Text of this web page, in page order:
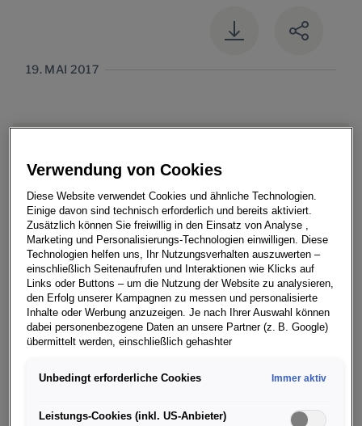
19. MAI 2017
Weltpremiere für das neue Kompakt-SUV
Stockholm rollte heute Abend der neue
ŠKODA KAROQ ins Rampenlicht.
› Neues Kompakt-SUV von ŠKODA rollt erstmals ins
Rampenlicht
Stockholm
Verwendung von Cookies
Diese Website verwendet Cookies und ähnliche Technologien.
Einige davon sind technisch erforderlich und bereits aktiviert.
Zusätzlich können Sie freiwillig in den Einsatz von Analyse ,
Marketing und Personalisierungs-Technologien einwilligen. Diese
Technologien helfen uns, Ihr Nutzungsverhalten auszuwerten –
einschließlich Seitenaufrufen und Interaktionen wie Klicks auf
Links oder Buttons – um die Nutzung der Website zu analysieren,
den Erfolg unserer Kampagnen zu messen und personalisierte
Inhalte oder Werbung anzuzeigen. Je nach Ihrer Auswahl können
dabei personenbezogene Daten an unsere Partner (z. B. Google)
übermittelt werden, einschließlich gehashter
(z. B. E Mail Adresse oder Telefonnummer).
Dienste der Google Ireland Ltd., die personenbezogene Daten an
Unbedingt erforderliche Cookies Immer aktiv
Leistungs-Cookies (inkl. US-Anbieter)